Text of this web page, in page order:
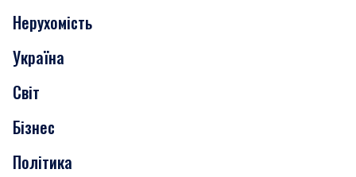
Події
Скандали
Нерухомість
Транспорт
Нерухомість
Україна
Світ
Бізнес
Політика